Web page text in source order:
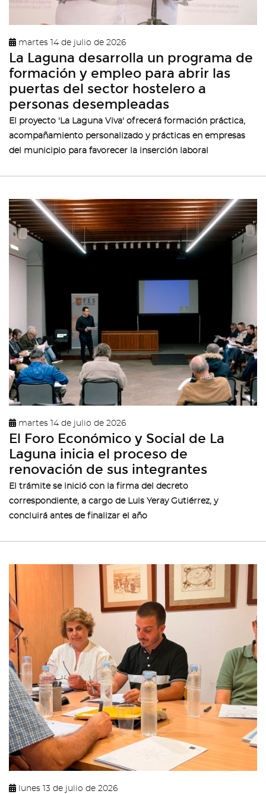
martes 14 de julio de 2026
La Laguna desarrolla un programa de
formación y empleo para abrir las
puertas del sector hostelero a
personas desempleadas
El proyecto 'La Laguna Viva' ofrecerá formación práctica,
acompañamiento personalizado y prácticas en empresas
del municipio para favorecer la inserción laboral
martes 14 de julio de 2026
El Foro Económico y Social de La
Laguna inicia el proceso de
renovación de sus integrantes
El trámite se inició con la firma del decreto
correspondiente, a cargo de Luis Yeray Gutiérrez, y
concluirá antes de finalizar el año
lunes 13 de julio de 2026